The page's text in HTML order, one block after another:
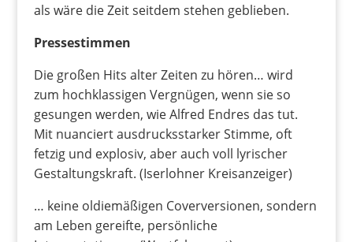
als wäre die Zeit seitdem stehen geblieben.
Pressestimmen
Die großen Hits alter Zeiten zu hören… wird
zum hochklassigen Vergnügen, wenn sie so
gesungen werden, wie Alfred Endres das tut.
Mit nuanciert ausdrucksstarker Stimme, oft
fetzig und explosiv, aber auch voll lyrischer
Gestaltungskraft. (Iserlohner Kreisanzeiger)
… keine oldiemäßigen Coverversionen, sondern
am Leben gereifte, persönliche